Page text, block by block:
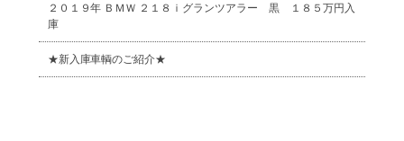
２０１９年 ＢＭＷ ２１８ｉグランツアラー 黒 １８５万円入
庫
★新入庫車輌のご紹介★